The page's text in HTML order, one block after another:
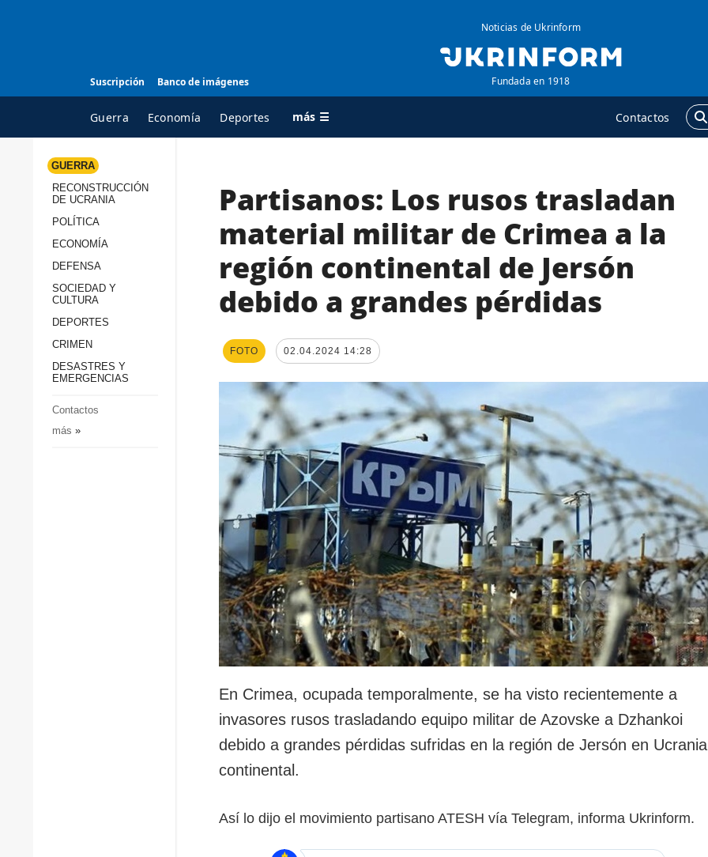
Suscripción Banco de imágenes
Noticias de Ukrinform
Fundada en 1918
Guerra Economía Deportes más ☰ Contactos
TODAS LAS
Reconstrucción de
Sociedad y Cultura
Desastres y emergencias
AGENCIA
sobre la agencia
contacto
condiciones de
servicios
Política de privacidad y
protección de datos
ADICIONAL
Publicaciones
Entrevistas
Fotos
GUERRA
RECONSTRUCCIÓN
DE UCRANIA
POLÍTICA
ECONOMÍA
DEFENSA
SOCIEDAD Y
CULTURA
DEPORTES
CRIMEN
DESASTRES Y
EMERGENCIAS
Contactos
más »
Partisanos: Los rusos trasladan
material militar de Crimea a la
región continental de Jersón
debido a grandes pérdidas
FOTO 02.04.2024 14:28
En Crimea, ocupada temporalmente, se ha visto recientemente a
invasores rusos trasladando equipo militar de Azovske a Dzhankoi
debido a grandes pérdidas sufridas en la región de Jersón en Ucrania
continental.
Así lo dijo el movimiento partisano ATESH vía Telegram, informa Ukrinform.